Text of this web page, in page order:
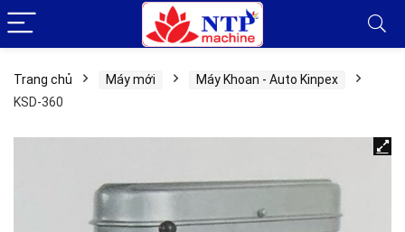
Trang chủ Máy mới
Máy Khoan - Auto Kinpex
KSD-360